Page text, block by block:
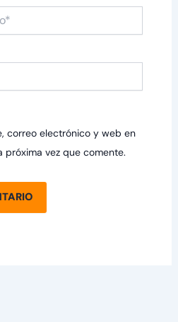
correo electrónico y web en
próxima vez que comente.